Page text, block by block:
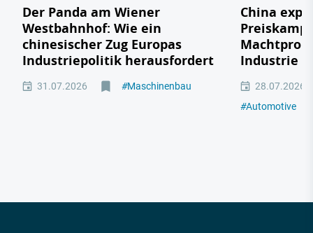
Der Panda am Wiener
Westbahnhof: Wie ein
chinesischer Zug Europas
Industriepolitik herausfordert
31.07.2026 #Maschinenbau
China
Industrie
28.07.2026
#Automotive